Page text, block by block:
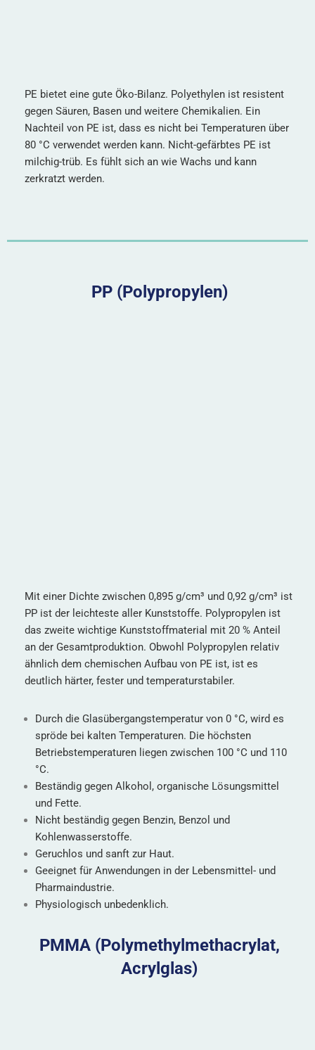
PE bietet eine gute Öko-Bilanz. Polyethylen ist resistent
gegen Säuren, Basen und weitere Chemikalien. Ein
Nachteil von PE ist, dass es nicht bei Temperaturen über
80 °C verwendet werden kann. Nicht-gefärbtes PE ist
milchig-trüb. Es fühlt sich an wie Wachs und kann
zerkratzt werden.
PP (Polypropylen)
Mit einer Dichte zwischen 0,895 g/cm³ und 0,92 g/cm³ ist
PP ist der leichteste aller Kunststoffe. Polypropylen ist
das zweite wichtige Kunststoffmaterial mit 20 % Anteil
an der Gesamtproduktion. Obwohl Polypropylen relativ
ähnlich dem chemischen Aufbau von PE ist, ist es
deutlich härter, fester und temperaturstabiler.
Durch die Glasübergangstemperatur von 0 °C, wird es
spröde bei kalten Temperaturen. Die höchsten
Betriebstemperaturen liegen zwischen 100 °C und 110
°C.
Beständig gegen Alkohol, organische Lösungsmittel
und Fette.
Nicht beständig gegen Benzin, Benzol und
Kohlenwasserstoffe.
Geruchlos und sanft zur Haut.
Geeignet für Anwendungen in der Lebensmittel- und
Pharmaindustrie.
Physiologisch unbedenklich.
PMMA (Polymethylmethacrylat,
Acrylglas)